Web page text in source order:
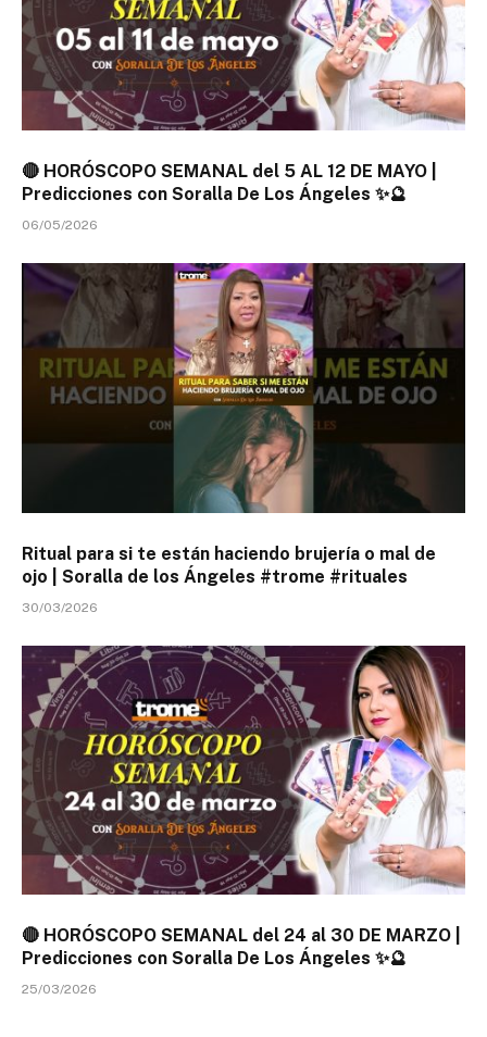
🔴 HORÓSCOPO SEMANAL del 5 AL 12 DE MAYO |
Predicciones con Soralla De Los Ángeles ✨🔮
06/05/2026
Ritual para si te están haciendo brujería o mal de
ojo | Soralla de los Ángeles #trome #rituales
30/03/2026
🔴 HORÓSCOPO SEMANAL del 24 al 30 DE MARZO |
Predicciones con Soralla De Los Ángeles ✨🔮
25/03/2026